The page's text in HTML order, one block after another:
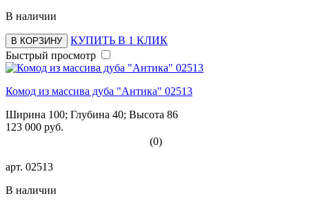
В наличии
В КОРЗИНУ
КУПИТЬ В 1 КЛИК
Быстрый просмотр
Комод из массива дуба "Антика" 02513
Ширина 100; Глубина 40; Высота 86
123 000 руб.
(0)
арт. 02513
В наличии